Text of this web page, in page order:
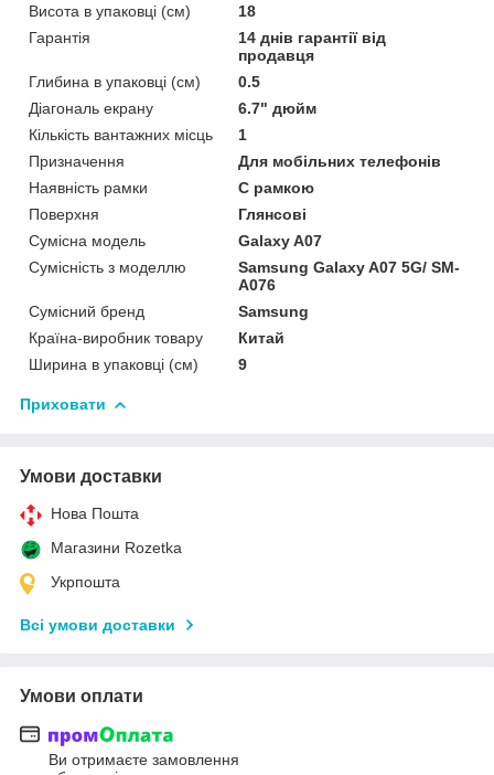
Висота в упаковці (см)
18
Гарантія
14 днів гарантії від
продавця
Глибина в упаковці (см)
0.5
Діагональ екрану
6.7" дюйм
Кількість вантажних місць
1
Призначення
Для мобільних телефонів
Наявність рамки
C рамкою
Поверхня
Глянсові
Сумісна модель
Galaxy A07
Сумісність з моделлю
Samsung Galaxy A07 5G/ SM-
A076
Сумісний бренд
Samsung
Країна-виробник товару
Китай
Ширина в упаковці (см)
9
Приховати
Умови доставки
Нова Пошта
Магазини Rozetka
Укрпошта
Всі умови доставки
Умови оплати
Ви отримаєте замовлення